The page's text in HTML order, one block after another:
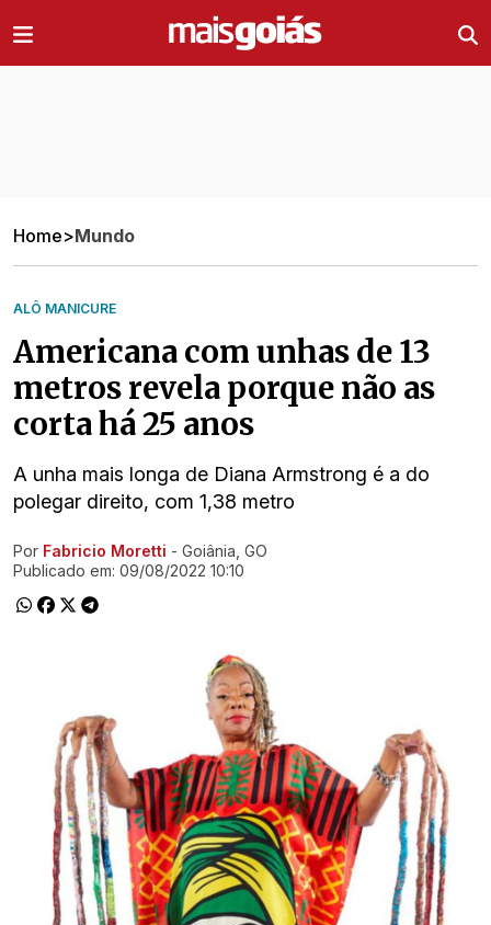
Home>Mundo
ALÔ MANICURE
Americana com unhas de 13
metros revela porque não as
corta há 25 anos
A unha mais longa de Diana Armstrong é a do
polegar direito, com 1,38 metro
Ir direto pra matéria
Por Fabricio Moretti - Goiânia, GO
Publicado em: 09/08/2022 10:10